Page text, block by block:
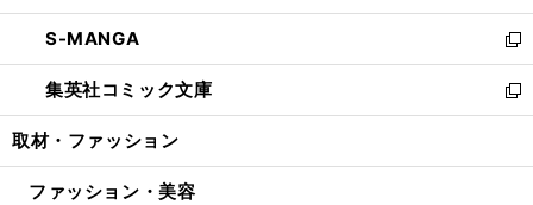
開
く
ウ
で
開
く
ン
ド
ウ
で
開
ウ
ィ
ン
ド
ウ
開
し
い
ウ
ィ
ン
ウ
S-MANGA
新
し
い
ウ
ン
集英社コミック文庫
新
し
ウ
取材・ファッション
ファッション・美容